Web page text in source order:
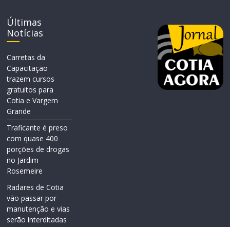
Últimas
Notícias
Carretas da
Capacitação
trazem cursos
gratuitos para
Cotia e Vargem
Grande
Traficante é preso
com quase 400
porções de drogas
no Jardim
Rosemeire
Radares de Cotia
vão passar por
manutenção e vias
serão interditadas